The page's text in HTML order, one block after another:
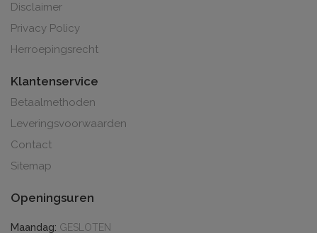
Disclaimer
Privacy Policy
Herroepingsrecht
Klantenservice
Betaalmethoden
Leveringsvoorwaarden
Contact
Sitemap
Openingsuren
Maandag: GESLOTEN